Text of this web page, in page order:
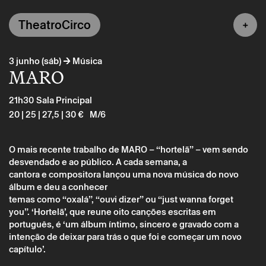
3 junho (sáb)→Música
MARO
21h30Sala Principal
20 | 25 | 27,5 | 30 € M/6
O mais recente trabalho de MARO – “hortelã” – vem sendo
desvendado e ao público. A cada semana, a
cantora e compositora lançou uma nova música do novo
álbum e deu a conhecer
temas como “oxalá”, “ouvi dizer” ou “just wanna forget
you”. ‘Hortelã’, que reune oito canções escritas em
português, é ‘um álbum íntimo, sincero e gravado com a
intenção de deixar para trás o que foi e começar um novo
capítulo’.
TheatroCirco
Sábado 3 junho→Música
MARO